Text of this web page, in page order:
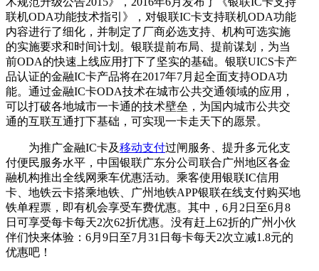
联机ODA功能技术指引》，对银联IC卡支持联机ODA功能
内容进行了细化，并制定了厂商必选支持、机构可选实施
的实施要求和时间计划。银联提前布局、提前谋划，为当
前ODA的快速上线应用打下了坚实的基础。银联UICS卡产
品认证的金融IC卡产品将在2017年7月起全面支持ODA功
能。通过金融IC卡ODA技术在城市公共交通领域的应用，
可以打破各地城市一卡通的技术壁垒，为国内城市公共交
通的互联互通打下基础，可实现一卡走天下的愿景。
为推广金融IC卡及移动支付过闸服务、提升多元化支
付便民服务水平，中国银联广东分公司联合广州地区各金
融机构推出全线网乘车优惠活动。乘客使用银联IC信用
卡、地铁云卡搭乘地铁、广州地铁APP银联在线支付购买地
铁单程票，即有机会享受车费优惠。其中，6月2日至6月8
日可享受每卡每天2次62折优惠。没有赶上62折的广州小伙
伴们快来体验：6月9日至7月31日每卡每天2次立减1.8元的
优惠吧！